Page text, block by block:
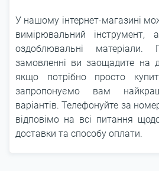
У нашому інтернет-магазині
вимірювальний інструмент,
оздоблювальні матеріали.
замовленні ви заощадите на
якщо потрібно просто
запропонуємо вам
варіантів. Телефонуйте за
відповімо на всі питання
доставки та способу оплати.